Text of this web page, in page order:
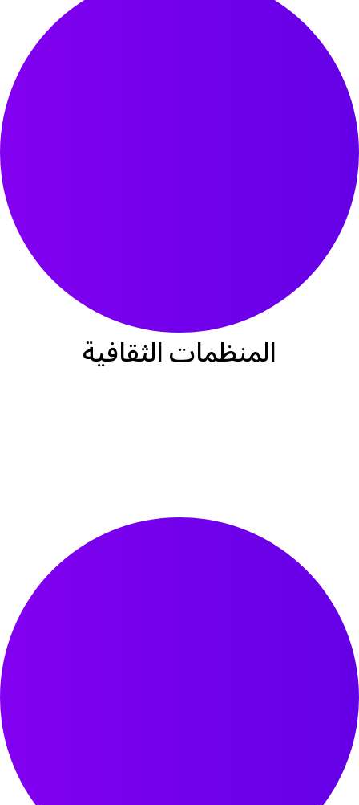
المنظمات الثقافية